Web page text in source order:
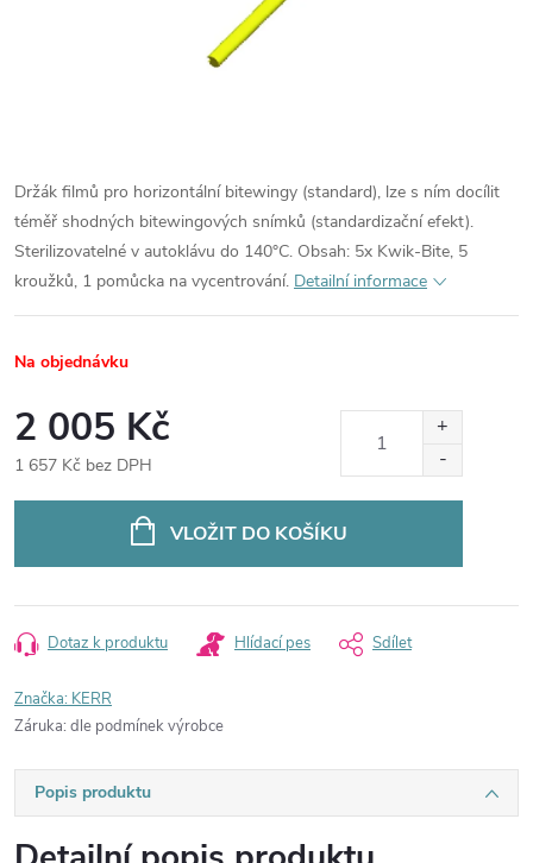
Držák filmů pro horizontální bitewingy (standard), lze s ním docílit
téměř shodných bitewingových snímků (standardizační efekt).
Sterilizovatelné v autoklávu do 140°C. Obsah: 5x Kwik-Bite, 5
kroužků, 1 pomůcka na vycentrování. Detailní informace
Na objednávku
2 005 Kč
1 657 Kč bez DPH
VLOŽIT DO KOŠÍKU
Dotaz k produktu Hlídací pes Sdílet
Značka: KERR
Záruka: dle podmínek výrobce
Popis produktu